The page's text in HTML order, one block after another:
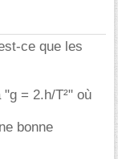
ce que les
= 2.h/T²" où
bonne